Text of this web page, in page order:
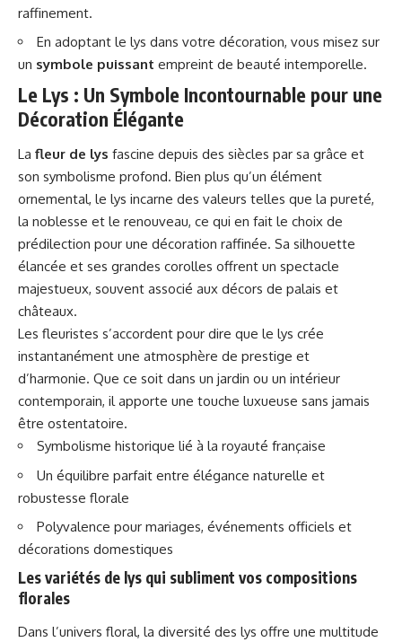
raffinement.
En adoptant le lys dans votre décoration, vous misez sur
un symbole puissant empreint de beauté intemporelle.
Le Lys : Un Symbole Incontournable pour une
Décoration Élégante
La fleur de lys fascine depuis des siècles par sa grâce et
son symbolisme profond. Bien plus qu’un élément
ornemental, le lys incarne des valeurs telles que la pureté,
la noblesse et le renouveau, ce qui en fait le choix de
prédilection pour une décoration raffinée. Sa silhouette
élancée et ses grandes corolles offrent un spectacle
majestueux, souvent associé aux décors de palais et
châteaux.
Les fleuristes s’accordent pour dire que le lys crée
instantanément une atmosphère de prestige et
d’harmonie. Que ce soit dans un jardin ou un intérieur
contemporain, il apporte une touche luxueuse sans jamais
être ostentatoire.
Symbolisme historique lié à la royauté française
Un équilibre parfait entre élégance naturelle et
robustesse florale
Polyvalence pour mariages, événements officiels et
décorations domestiques
Les variétés de lys qui subliment vos compositions
florales
Dans l’univers floral, la diversité des lys offre une multitude